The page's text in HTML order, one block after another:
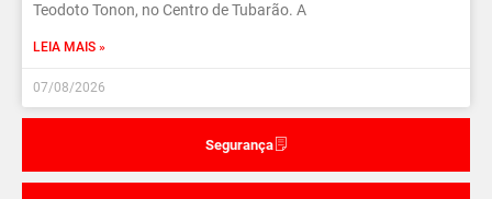
Segurança
Teodoto Tonon, no Centro de Tubarão. A
LEIA MAIS »
07/08/2026